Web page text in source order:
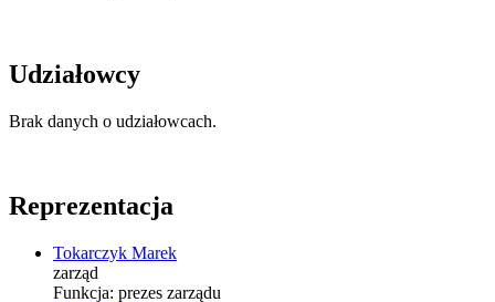
Udziałowcy
Brak danych o udziałowcach.
Reprezentacja
Tokarczyk Marek
zarząd
Funkcja: prezes zarządu